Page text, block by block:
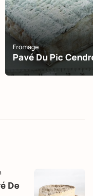
Fromage
Pavé Du Pic
De